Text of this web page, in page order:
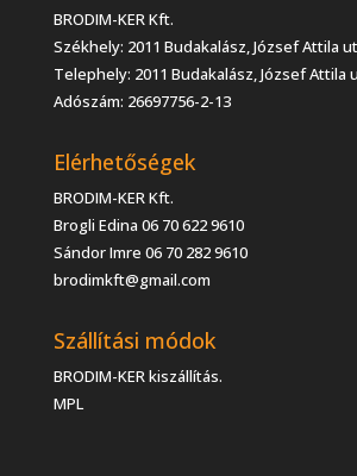
BRODIM-KER Kft.
Székhely: 2011 Budakalász, József Attila
Telephely: 2011 Budakalász, József Attila
Adószám: 26697756-2-13
Elérhetőségek
BRODIM-KER Kft.
Brogli Edina 06 70 622 9610
Sándor Imre 06 70 282 9610
brodimkft@gmail.com
Szállítási módok
BRODIM-KER kiszállítás.
MPL